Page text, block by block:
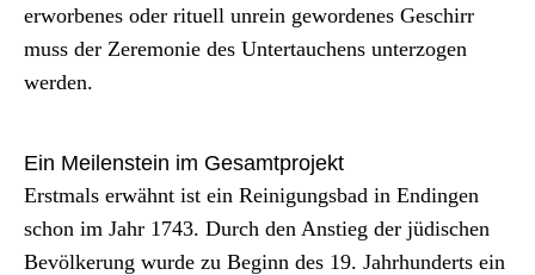
erwor­benes oder rit­uell unrein gewor­denes Geschirr
muss der Zer­e­monie des Unter­tauchens unter­zo­gen
wer­den.
Ein Meilenstein im Gesamtprojekt
Erst­mals erwäh­nt ist ein Reini­gungs­bad in Endin­gen
schon im Jahr 1743. Durch den Anstieg der jüdis­chen
Bevölkerung wurde zu Beginn des 19. Jahrhun­derts ein